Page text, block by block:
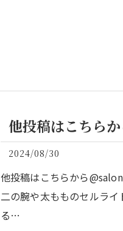
他投稿はこちらか
2024/08/30
他投稿はこちらから
二の腕や太もものセルラ
る…